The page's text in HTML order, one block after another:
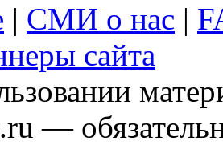
| СМИ о нас |
сайта
—